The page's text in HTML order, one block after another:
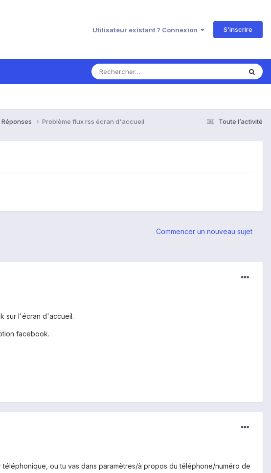
Utilisateur existant ? Connexion S’inscrire
Toute l’activité
Problème flux rss écran d'accueil
Commencer un nouveau sujet
sur l'écran d'accueil.
facebook.
ou tu vas dans paramètres/à propos du téléphone/numéro de